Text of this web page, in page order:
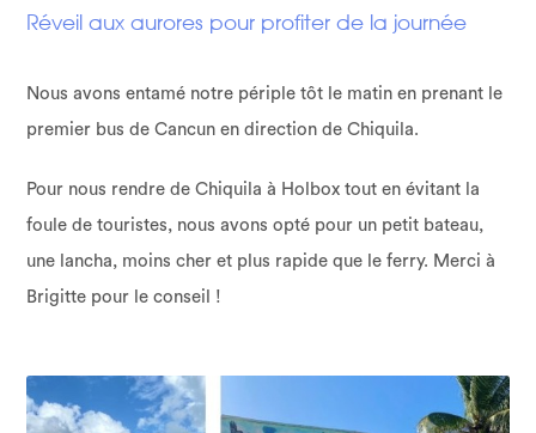
Réveil aux aurores pour profiter de la journée
Nous avons entamé notre périple tôt le matin en prenant le
premier bus de Cancun en direction de Chiquila.
Pour nous rendre de Chiquila à Holbox tout en évitant la
foule de touristes, nous avons opté pour un petit bateau,
une lancha, moins cher et plus rapide que le ferry. Merci à
Brigitte pour le conseil !